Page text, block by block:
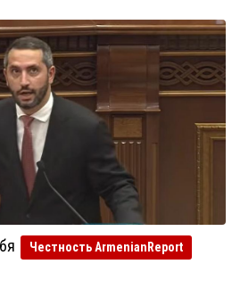
Честность ArmenianReport